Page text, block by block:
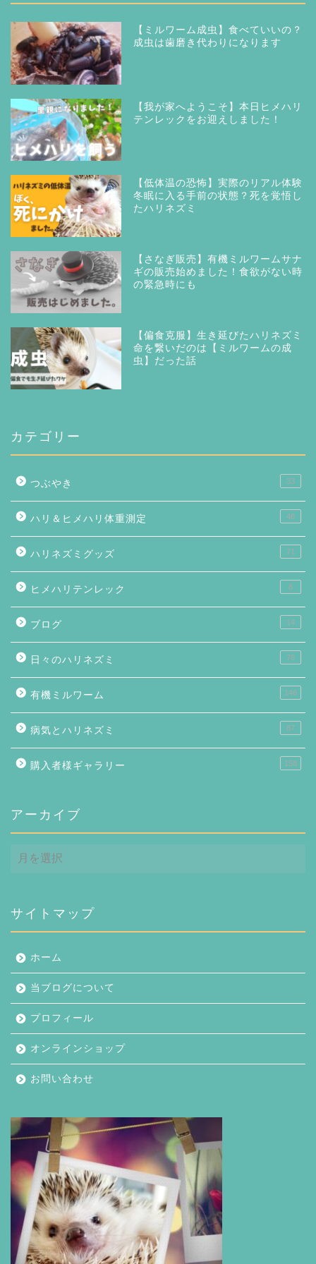
【ミルワーム成虫】食べていいの？
成虫は歯磨き代わりになります
【我が家へようこそ】本日ヒメハリ
テンレックをお迎えしました！
【低体温の恐怖】実際のリアル体験
冬眠に入る手前の状態？死を覚悟し
たハリネズミ
【さなぎ販売】有機ミルワームサナ
ギの販売始めました！食欲がない時
の緊急時にも
【偏食克服】生き延びたハリネズミ
命を繋いだのは【ミルワームの成
虫】だった話
カテゴリー
つぶやき 33
ハリ＆ヒメハリ体重測定 46
ハリネズミグッズ 71
ヒメハリテンレック 8
ブログ 14
日々のハリネズミ 76
有機ミルワーム 146
病気とハリネズミ 87
購入者様ギャラリー 158
アーカイブ
ー
ブ
サイトマップ
ホーム
当ブログについて
プロフィール
オンラインショップ
お問い合わせ